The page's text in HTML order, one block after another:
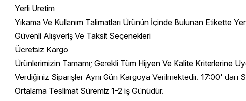
Yerli Üretim
Yıkama Ve Kullanım Talimatları Ürünün İçinde Bulunan Etikette
Güvenli Alışveriş Ve Taksit Seçenekleri
Ücretsiz Kargo
Ürünlerimizin Tamamı; Gerekli Tüm Hijyen Ve Kalite Kriterlerine
Verdiğiniz Siparişler Aynı Gün Kargoya Verilmektedir. 17:00' dan
Ortalama Teslimat Süremiz 1-2 iş Günüdür.